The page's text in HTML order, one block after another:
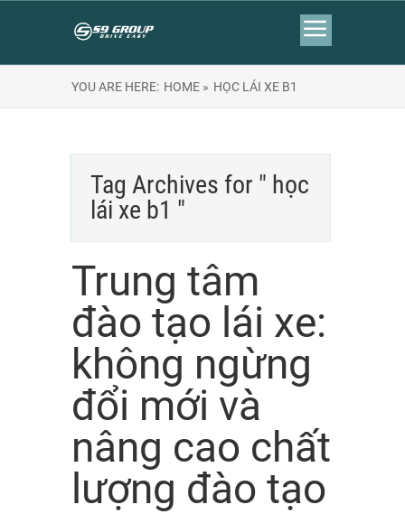
YOU ARE HERE: HOME » HỌC LÁI XE B1
Tag Archives for " học
lái xe b1 "
Trung tâm
đào tạo lái xe:
không ngừng
đổi mới và
nâng cao chất
lượng đào tạo